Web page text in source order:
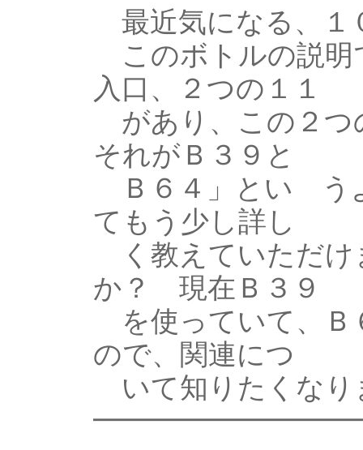
最近気になる、１
このボトルの説明
入口、２つの１１
があり、この２つ
それがＢ３９と
Ｂ６４」とい う
てもう少し詳し
く教えていただけ
か？ 現在Ｂ３９
を使っていて、Ｂ
ので、関連につ
いて知りたくなり